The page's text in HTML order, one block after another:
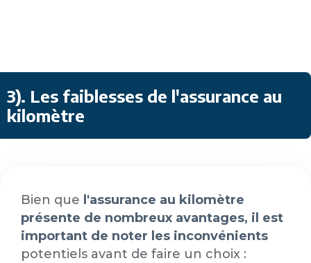
3). Les faiblesses de l'assurance au
kilomètre
Bien que l'assurance au kilomètre
présente de nombreux avantages, il est
important de noter les inconvénients
potentiels avant de faire un choix :